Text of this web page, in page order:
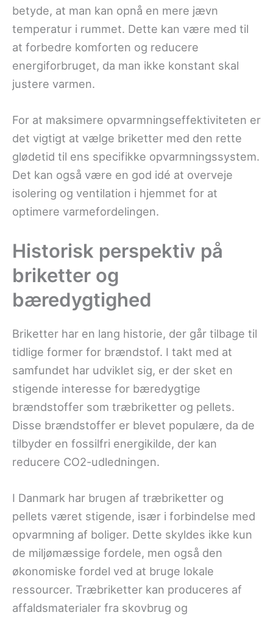
betyde, at man kan opnå en mere jævn
temperatur i rummet. Dette kan være med til
at forbedre komforten og reducere
energiforbruget, da man ikke konstant skal
justere varmen.
For at maksimere opvarmningseffektiviteten er
det vigtigt at vælge briketter med den rette
glødetid til ens specifikke opvarmningssystem.
Det kan også være en god idé at overveje
isolering og ventilation i hjemmet for at
optimere varmefordelingen.
Historisk perspektiv på
briketter og
bæredygtighed
Briketter har en lang historie, der går tilbage til
tidlige former for brændstof. I takt med at
samfundet har udviklet sig, er der sket en
stigende interesse for bæredygtige
brændstoffer som træbriketter og pellets.
Disse brændstoffer er blevet populære, da de
tilbyder en fossilfri energikilde, der kan
reducere CO2-udledningen.
I Danmark har brugen af træbriketter og
pellets været stigende, især i forbindelse med
opvarmning af boliger. Dette skyldes ikke kun
de miljømæssige fordele, men også den
økonomiske fordel ved at bruge lokale
ressourcer. Træbriketter kan produceres af
affaldsmaterialer fra skovbrug og